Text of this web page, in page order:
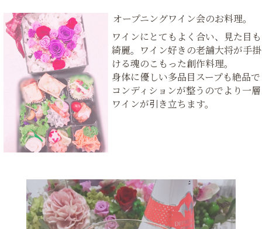
オープニングワイン会のお料理。
ワインにとてもよく合い、見た目も
綺麗。ワイン好きの老舗大将が手掛
ける魂のこもった創作料理。
身体に優しい多品目スープも絶品で
コンディションが整うのでより一層
ワインが引き立ちます。